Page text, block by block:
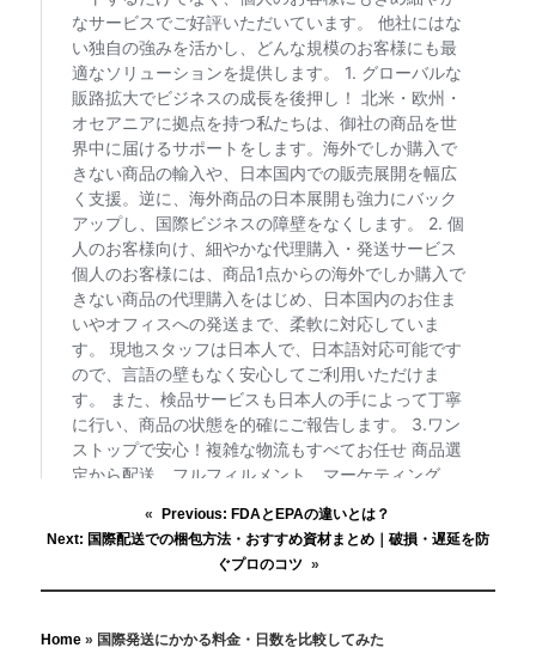
« Previous: FDAとEPAの違いとは？
Next: 国際配送での梱包方法・おすすめ資材まとめ｜破損・遅延を防
ぐプロのコツ »
Home» 国際発送にかかる料金・日数を比較してみた